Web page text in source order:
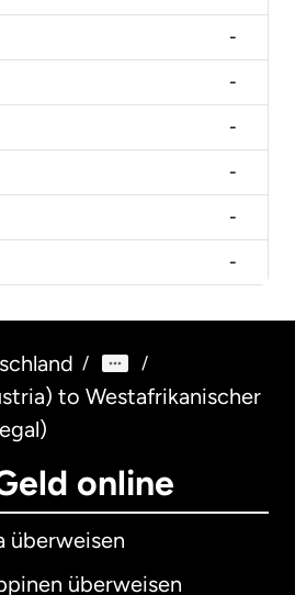
-
-
-
-
-
-
/ /
to Westafrikanischer
online
überweisen
überweisen